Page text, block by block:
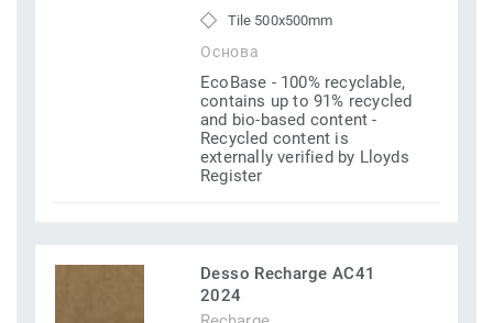
Tile 500x500mm
Основа
EcoBase - 100% recyclable,
contains up to 91% recycled
and bio-based content -
Recycled content is
externally verified by Lloyds
Register
Desso Recharge AC41
2024